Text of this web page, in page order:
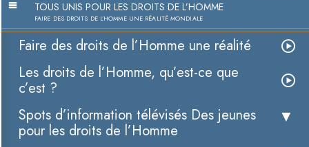
TOUS UNIS POUR LES DROITS DE L’HOMME
FAIRE DES DROITS DE L’HOMME UNE RÉALITÉ MONDIALE
Faire des droits de l’Homme une réalité
Les droits de l’Homme, qu’est-ce que
c’est ?
Spots d’information télévisés Des jeunes
pour les droits de l’Homme